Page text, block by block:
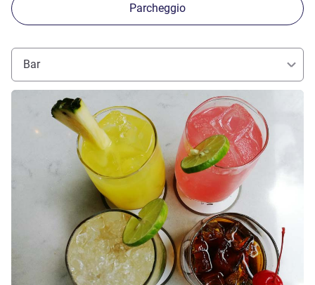
Parcheggio
Bar
Visualizza dettagli